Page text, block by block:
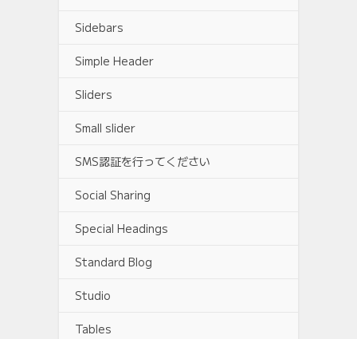
Sidebars
Simple Header
Sliders
Small slider
SMS認証を行ってください
Social Sharing
Special Headings
Standard Blog
Studio
Tables